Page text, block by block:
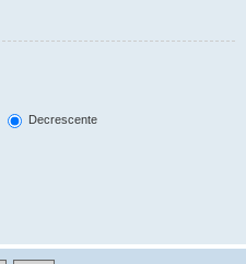
Decrescente